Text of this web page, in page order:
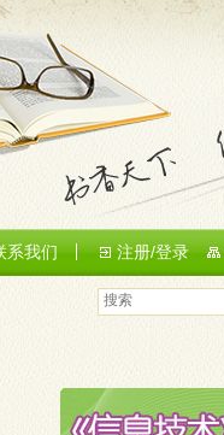
系我们 注册/登录